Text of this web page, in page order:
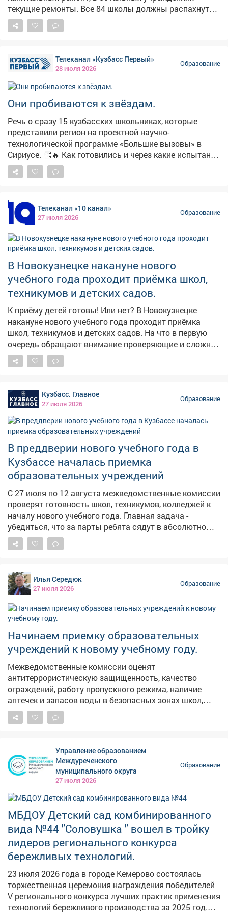
текущие ремонты. Все 84 школы должны распахнуть
свои двери 1 сентября. ➡️Особое внимание -
поручению Губернатора Кузбасса: аптечки и укрытия.
здесь недавно был ремонт, условия отличные.
Укрытие есть, воду докупим, аптечки и указатели в
Вместимость укрытия - 557 человек, этого
достаточно. ‼️С начала учебного года проведём
обучение персонала, а после выхода детей -
практические учения. Будем отрабатывать чаще, чем
раньше. 🔷Проверил и детский сад №165 - 137 детей.
Таблички, аптечки, укрытия - всё готово.
Телеканал «Кузбасс Первый»
28 июля 2026
Образование
Они пробиваются к звёздам.
Речь о сразу 15 кузбасских школьниках, которые
представили регион на проектной научно-
технологической программе «Большие вызовы» в
Сириусе. 👏🔥 Как готовились и через какие испытания
прошли ребята - узнавали наши коллеги. #новости
#наука #юныеталанты
Телеканал «10 канал»
27 июля 2026
Образование
В Новокузнецке накануне нового
учебного года проходит приёмка школ,
техникумов и детских садов.
К приёму детей готовы! Или нет? В Новокузнецке
накануне нового учебного года проходит приёмка
школ, техникумов и детских садов. На что в первую
очередь обращают внимание проверяющие и сложно
ли соответствовать современным требованиям
дошкольным учреждениям, заинтересовалась наша
которая работает в Новоильинском районе.
#новости10канала
Кузбасс. Главное
27 июля 2026
Образование
В преддверии нового учебного года в
Кузбассе началась приемка
образовательных учреждений
С 27 июля по 12 августа межведомственные комиссии
проверят готовность школ, техникумов, колледжей к
началу нового учебного года. Главная задача -
убедиться, что за парты ребята сядут в абсолютно
безопасных и комфортных условиях. Эксперты
проверят работу систем видеонаблюдения,
тушения огня и состояние эвакуационных выходов.
Все выявленные в ходе проверок недочеты будут
взяты на контроль и устранены в ближайшее время.
Обеспечение безопасности детей входит в Народную
программу Единой России. Подробнее на ako.ru
Илья Середюк
27 июля 2026
Образование
Начинаем приемку образовательных
учреждений к новому учебному году.
Межведомственные комиссии оценят
антитеррористическую защищенность, качество
ограждений, работу пропускного режима, наличие
аптечек и запасов воды в безопасных зонах школ,
техникумов и колледжей. Отдельно проверим
организацию школьных перевозок и дорожную
автоматики, наличие средств тушения огня и
состояние эвакуационных выходов. Всю эту работу
поручил завершить к середине августа, чтобы
Обеспечение безопасности детей входит в Народную
программу Единой России.
Управление образованием
Междуреченского
муниципального округа
27 июля 2026
Образование
МБДОУ Детский сад комбинированного
вида №44 "Соловушка " вошел в тройку
лидеров регионального конкурса
бережливых технологий.
23 июля 2026 года в городе Кемерово состоялась
торжественная церемония награждения победителей
V регионального конкурса лучших практик применения
технологий бережливого производства за 2025 год.